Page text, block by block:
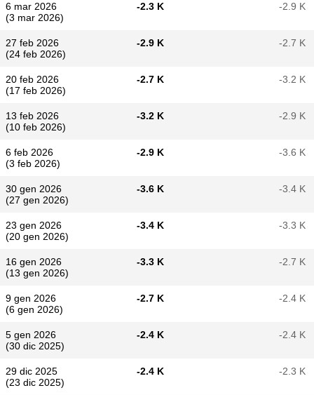
6 mar 2026
(3 mar 2026)
-2.3 K -2.9 K
27 feb 2026
(24 feb 2026)
-2.9 K -2.7 K
20 feb 2026
(17 feb 2026)
-2.7 K -3.2 K
13 feb 2026
(10 feb 2026)
-3.2 K -2.9 K
6 feb 2026
(3 feb 2026)
-2.9 K -3.6 K
30 gen 2026
(27 gen 2026)
-3.6 K -3.4 K
23 gen 2026
(20 gen 2026)
-3.4 K -3.3 K
16 gen 2026
(13 gen 2026)
-3.3 K -2.7 K
9 gen 2026
(6 gen 2026)
-2.7 K -2.4 K
5 gen 2026
(30 dic 2025)
-2.4 K -2.4 K
29 dic 2025
(23 dic 2025)
-2.4 K -2.3 K